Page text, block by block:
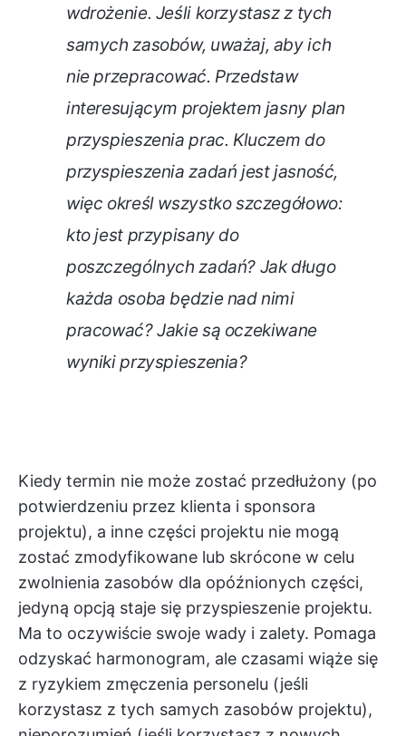
wdrożenie. Jeśli korzystasz z tych
samych zasobów, uważaj, aby ich
nie przepracować. Przedstaw
interesującym projektem jasny plan
przyspieszenia prac. Kluczem do
przyspieszenia zadań jest jasność,
więc określ wszystko szczegółowo:
kto jest przypisany do
poszczególnych zadań? Jak długo
każda osoba będzie nad nimi
pracować? Jakie są oczekiwane
wyniki przyspieszenia?
Kiedy termin nie może zostać przedłużony (po
potwierdzeniu przez klienta i sponsora
projektu), a inne części projektu nie mogą
zostać zmodyfikowane lub skrócone w celu
zwolnienia zasobów dla opóźnionych części,
jedyną opcją staje się przyspieszenie projektu.
Ma to oczywiście swoje wady i zalety. Pomaga
odzyskać harmonogram, ale czasami wiąże się
z ryzykiem zmęczenia personelu (jeśli
korzystasz z tych samych zasobów projektu),